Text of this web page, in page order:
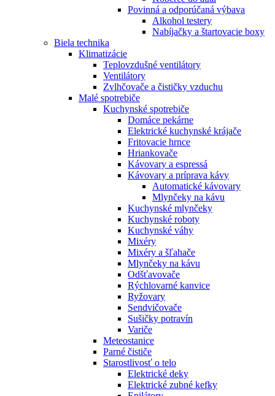
Povinná a odporúčaná výbava
Alkohol testery
Nabíjačky a štartovacie boxy
Biela technika
Klimatizácie
Teplovzdušné ventilátory
Ventilátory
Zvlhčovače a čističky vzduchu
Malé spotrebiče
Kuchynské spotrebiče
Domáce pekárne
Elektrické kuchynské krájače
Fritovacie hrnce
Hriankovače
Kávovary a espressá
Kávovary a príprava kávy
Automatické kávovary
Mlynčeky na kávu
Kuchynské mlynčeky
Kuchynské roboty
Kuchynské váhy
Mixéry
Mixéry a šľahače
Mlynčeky na kávu
Odšťavovače
Rýchlovarné kanvice
Ryžovary
Sendvičovače
Sušičky potravín
Variče
Meteostanice
Parné čističe
Starostlivosť o telo
Elektrické deky
Elektrické zubné kefky